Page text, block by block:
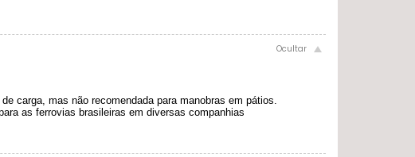
carga, mas não recomendada para manobras em pátios.
as ferrovias brasileiras em diversas companhias